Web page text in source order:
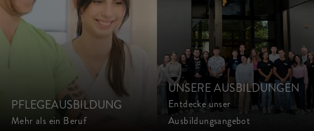
PFLEGEAUSBILDUNG
Mehr als ein Beruf
UNSERE AUSBILDUNGEN
Entdecke unser
Ausbildungsangebot